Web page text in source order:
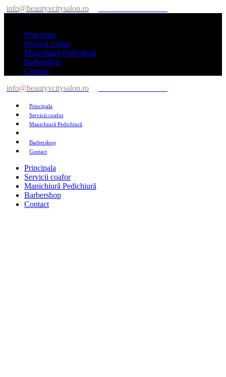
info@beautyvcitysalon.ro
Principala
Servicii coafor
Manichiură Pedichiură
Barbershop
Contact
info@beautyvcitysalon.ro
Principala
Servicii coafor
Manichiură Pedichiură
Barbershop
Contact
Principala
Servicii coafor
Manichiură Pedichiură
Barbershop
Contact